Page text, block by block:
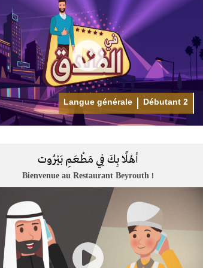
Langue générale Débutant 2
أهْلًا بِكَ فِي مَطْعَمِ بَيْرُوت
Bienvenue au Restaurant Beyrouth !